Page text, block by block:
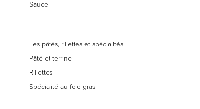
Sauce
Les pâtés, rillettes et spécialités
Pâté et terrine
Rillettes
Spécialité au foie gras